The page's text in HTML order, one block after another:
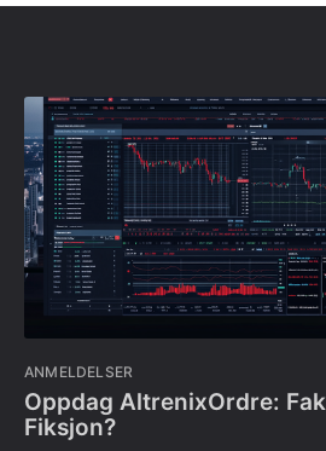
ANMELDELSER
Oppdag AltrenixOrdre:
Fiksjon?